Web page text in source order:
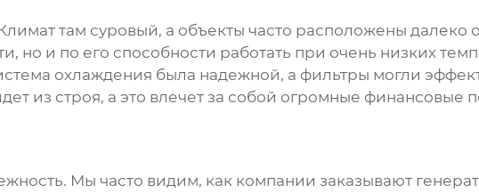
там суровый, а объекты часто расположены далеко
но и по его способности работать при очень низких
охлаждения была надежной, а фильтры могли
из строя, а это влечет за собой огромные финансовые
Мы часто видим, как компании заказывают